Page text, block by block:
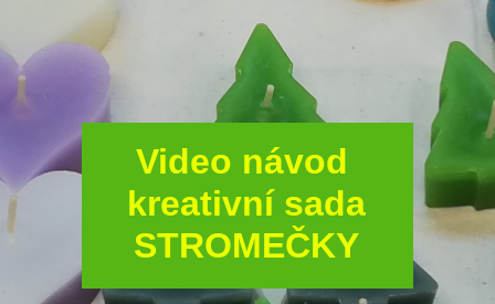
Video návod
kreativní sada
STROMEČKY